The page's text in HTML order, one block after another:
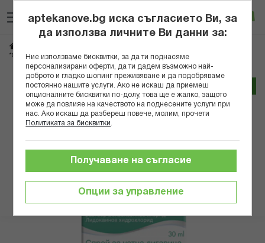
към
съдържанието
Вход
*ОРОФАР СПРЕЙ 30МЛ
Трайно ниска цена онлайн
Преминете
края
aptekanove.bg иска съгласието Ви, за
да използва личните Ви данни за:
Ние използваме бисквитки, за да ти поднасяме
персонализирани оферти, да ти дадем възможно най-
доброто и гладко шопинг преживяване и да подобряваме
постоянно нашите услуги. Ако не искаш да приемеш
опционалните бисквитки по-долу, това ще е жалко, защото
може да повлияе на качеството на поднесените услуги при
нас. Ако искаш да разбереш повече, молим, прочети
Политиката за бисквитки
Опции за управление
Получаване на съгласие